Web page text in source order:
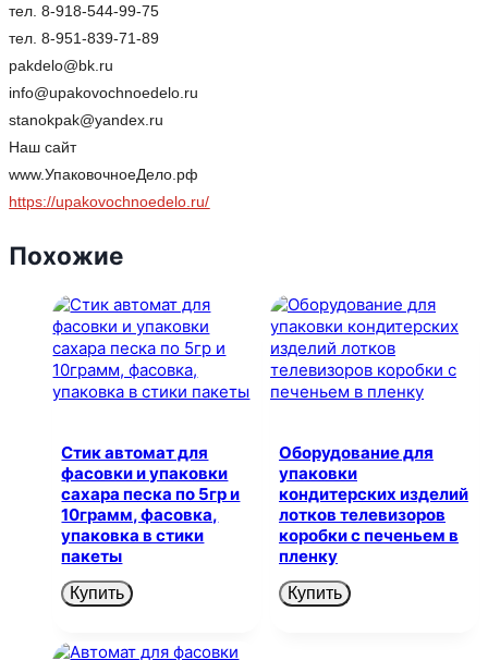
тел. 8-918-544-99-75
тел. 8-951-839-71-89
pakdelo@bk.ru
info@upakovochnoedelo.ru
stanokpak@yandex.ru
Наш сайт
www.УпаковочноеДело.рф
https://upakovochnoedelo.ru/
Похожие
Стик автомат для
фасовки и упаковки
сахара песка по 5гр и
10грамм, фасовка,
упаковка в стики
пакеты
Купить
Оборудование для
упаковки
кондитерских изделий
лотков телевизоров
коробки с печеньем в
пленку
Купить